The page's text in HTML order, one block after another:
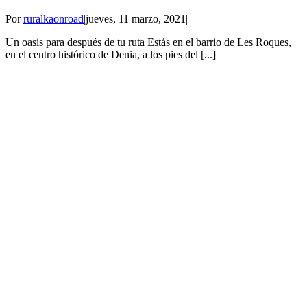
Porruralkaonroad|jueves, 11 marzo, 2021 |
Un oasis para después de tu ruta Estás en el barrio de Les Roques,
en el centro histórico de Denia, a los pies del [...]